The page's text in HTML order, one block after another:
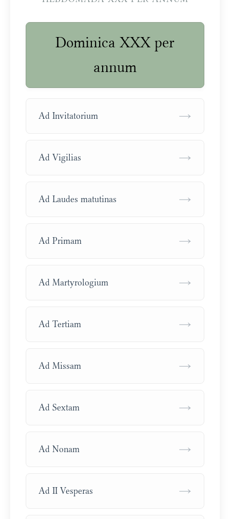
Dominica XXX per
annum
Ad Invitatorium →
Ad Vigilias →
Ad Laudes matutinas →
Ad Primam →
Ad Martyrologium →
Ad Tertiam →
Ad Missam →
Ad Sextam →
Ad Nonam →
Ad II Vesperas →